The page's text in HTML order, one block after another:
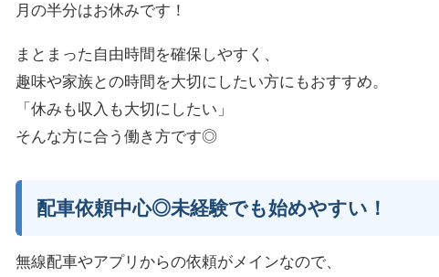
月の半分はお休みです！
まとまった自由時間を確保しやすく、
趣味や家族との時間を大切にしたい方にもおすすめ。
「休みも収入も大切にしたい」
そんな方に合う働き方です◎
配車依頼中心◎未経験でも始めやすい！
無線配車やアプリからの依頼がメインなので、